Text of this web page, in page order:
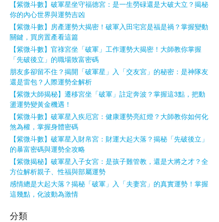
【紫微斗數】破軍星坐守福德宮：是一生勞碌還是大破大立？揭秘
你的內心世界與運勢吉凶
【紫微斗數】房產運勢大揭密！破軍入田宅宮是福是禍？掌握變動
關鍵，買房置產看這篇
【紫微斗數】官祿宮坐「破軍」工作運勢大揭密！大師教你掌握
「先破後立」的職場致富密碼
朋友多卻留不住？揭開「破軍星」入「交友宮」的秘密：是神隊友
還是雷包？人際運勢全解析
【紫微大師揭秘】遷移宮坐「破軍」註定奔波？掌握這3點，把動
盪運勢變黃金機遇！
【紫微斗數】破軍星入疾厄宮：健康運勢亮紅燈？大師教你如何化
煞為權，掌握身體密碼
【紫微斗數】破軍星入財帛宮：財運大起大落？揭秘「先破後立」
的暴富密碼與運勢全攻略
【紫微揭秘】破軍星入子女宮：是孩子難管教，還是大將之才？全
方位解析親子、性福與部屬運勢
感情總是大起大落？揭秘「破軍」入「夫妻宮」的真實運勢！掌握
這幾點，化波動為激情
分類